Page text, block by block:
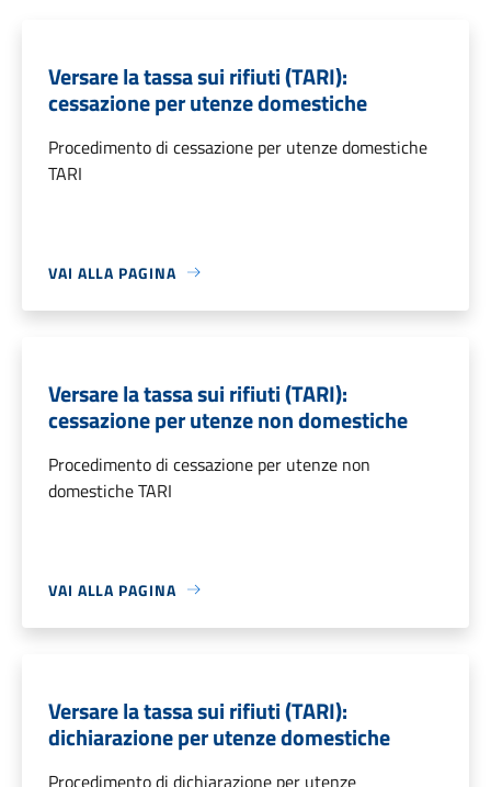
Versare la tassa sui rifiuti (TARI):
cessazione per utenze domestiche
Procedimento di cessazione per utenze domestiche
TARI
VAI ALLA PAGINA
Versare la tassa sui rifiuti (TARI):
cessazione per utenze non domestiche
Procedimento di cessazione per utenze non
domestiche TARI
VAI ALLA PAGINA
Versare la tassa sui rifiuti (TARI):
dichiarazione per utenze domestiche
Procedimento di dichiarazione per utenze